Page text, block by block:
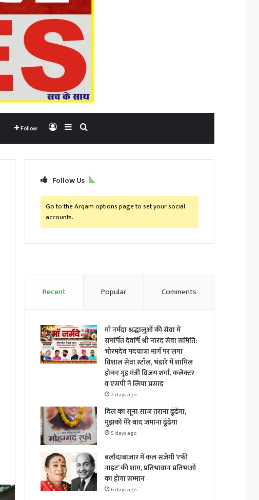
Follow Log InSidebarSearch for
Follow Us
Go to the Arqam options page to set your social
accounts.
Recent Popular Comments
माँ नर्मदा श्रद्धालुओं की सेवा में
समर्पित देवर्षि श्री नारद सेवा समिति:
भोरमदेव पदयात्रा मार्ग पर लगा
विशाल सेवा स्टॉल, भंडारे में शामिल
होकर गृह मंत्री विजय शर्मा, कलेक्टर
व एसपी ने लिया प्रसाद
2 days ago
दिल का सूना साज़ तराना ढूंढेगा,
मुझको मेरे बाद जमाना ढूंढेगा
5 days ago
बलौदाबाजार में कल सजेगी ‘रफी
नाइट’ की शाम, प्रतिभावान प्रतिभाओं
का होगा सम्मान
6 days ago